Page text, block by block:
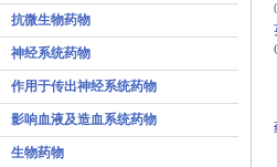
抗微生物药物
神经系统药物
作用于传出神经系统药物
影响血液及造血系统药物
生物药物